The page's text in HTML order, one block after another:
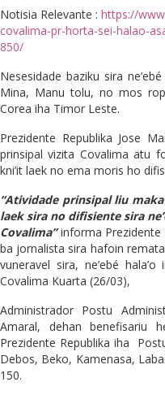
Notisia Relevante : https://
covalima-pr-horta-sei-halao-
850/
Nesesidade baziku sira
Mina, Manu tolu, no mos
Corea iha Timor Leste.
Prezidente Republika Jose
prinsipal vizita Covalima atu
kni’it laek no ema moris ho
“Atividade prinsipal liu
laek sira no difisiente sira
Covalima”informa Prezidente
ba jornalista sira hafoin
vuneravel sira, ne’ebé
Covalima Kuarta (26/03),
Administrador Postu
Amaral, dehan benefisariu
Prezidente Republika iha
Debos, Beko, Kamenasa,
150.